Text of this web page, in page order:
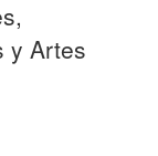
y Artes